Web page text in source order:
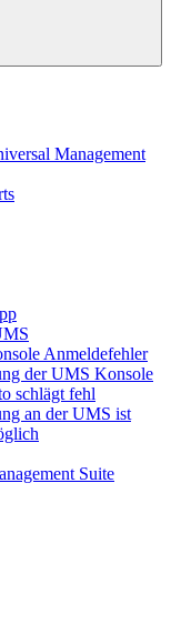
Management
Anmeldefehler
der UMS Konsole
schlägt fehl
an der UMS ist
Suite